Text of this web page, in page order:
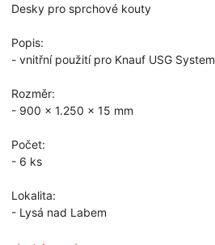
Desky pro sprchové kouty
Popis:
- vnitřní použití pro Knauf USG System
Rozměr:
- 900 x 1.250 x 15 mm
Počet:
- 6 ks
Lokalita:
- Lysá nad Labem